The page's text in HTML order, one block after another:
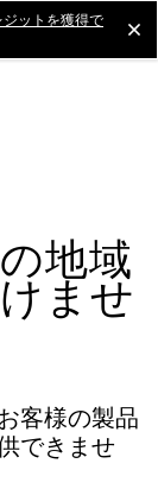
ジットを獲得で
地域
ませ
客様の製品
できませ